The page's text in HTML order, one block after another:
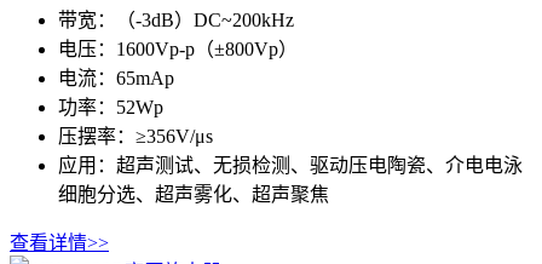
带宽：（-3dB）DC~200kHz
电压：1600Vp-p（±800Vp）
电流：65mAp
功率：52Wp
压摆率：≥356V/μs
应用：超声测试、无损检测、驱动压电陶瓷、介电电泳
细胞分选、超声雾化、超声聚焦
查看详情>>